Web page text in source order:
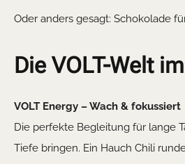
Oder anders gesagt: Schokolade
Die VOLT-Welt
VOLT Energy – Wach & fokussiert
Die perfekte Begleitung für lange
Tiefe bringen. Ein Hauch Chili